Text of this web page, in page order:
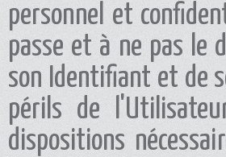
personnel et
passe et à ne pas le
son Identifiant et de
périls de
dispositions